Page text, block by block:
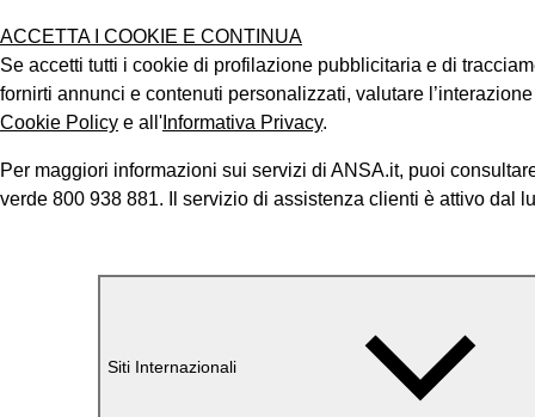
ACCETTA I COOKIE E CONTINUA
Se accetti tutti i cookie di profilazione pubblicitaria e di
fornirti annunci e contenuti personalizzati, valutare
Cookie Policy e all' Informativa Privacy.
Per maggiori informazioni sui servizi di ANSA.it, puoi
verde 800 938 881. Il servizio di assistenza clienti è attivo dal
Siti Internazionali